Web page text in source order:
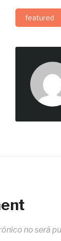
featured
no será